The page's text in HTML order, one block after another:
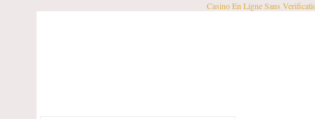
Casino En Ligne Sans